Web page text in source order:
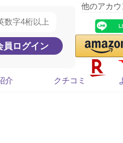
他のアカ
介 クチコミ